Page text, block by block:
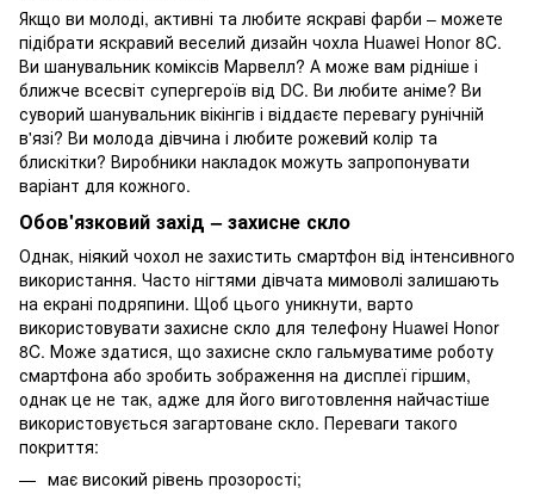
Якщо ви молоді, активні та любите яскраві фарби – можете
підібрати яскравий веселий дизайн чохла Huawei Honor 8C.
Ви шанувальник коміксів Марвелл? А може вам рідніше і
ближче всесвіт супергероїв від DC. Ви любите аніме? Ви
суворий шанувальник вікінгів і віддаєте перевагу рунічній
в'язі? Ви молода дівчина і любите рожевий колір та
блискітки? Виробники накладок можуть запропонувати
варіант для кожного.
Обов'язковий захід – захисне скло
Однак, ніякий чохол не захистить смартфон від інтенсивного
використання. Часто нігтями дівчата мимоволі залишають
на екрані подряпини. Щоб цього уникнути, варто
використовувати захисне скло для телефону Huawei Honor
8C. Може здатися, що захисне скло гальмуватиме роботу
смартфона або зробить зображення на дисплеї гіршим,
однак це не так, адже для його виготовлення найчастіше
використовується загартоване скло. Переваги такого
покриття:
має високий рівень прозорості;